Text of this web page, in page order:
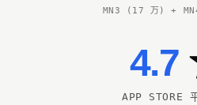
MN3 (17 万) +
4.7
APP STORE